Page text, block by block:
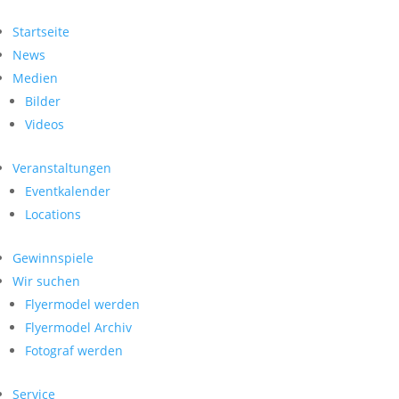
Startseite
News
Medien
Bilder
Videos
Veranstaltungen
Eventkalender
Locations
Gewinnspiele
Wir suchen
Flyermodel werden
Flyermodel Archiv
Fotograf werden
Service